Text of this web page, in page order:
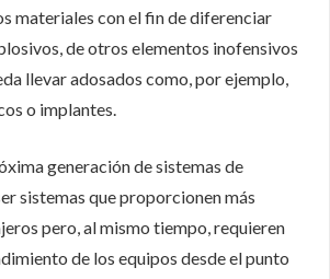
materiales con el fin de diferenciar
de otros elementos inofensivos
llevar adosados como, por ejemplo,
o implantes.
generación de sistemas de
sistemas que proporcionen más
pero, al mismo tiempo, requieren
de los equipos desde el punto